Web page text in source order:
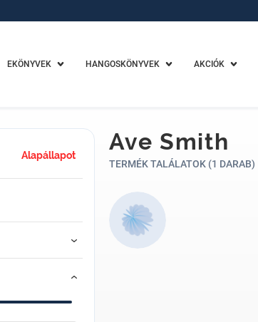
EKÖNYVEK HANGOSKÖNYVEK AKCIÓK
Alapállapot
Ave Smith
TERMÉK TALÁLATOK (1 DARAB)